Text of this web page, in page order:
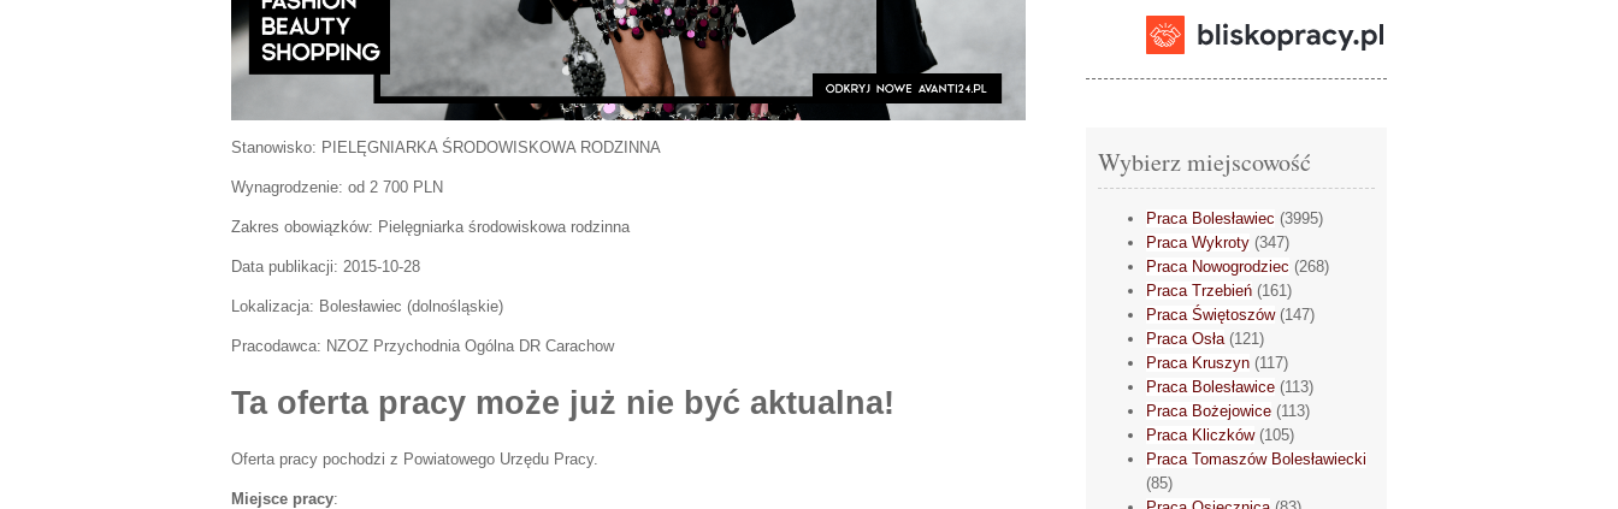
Stanowisko: PIELĘGNIARKA ŚRODOWISKOWA RODZINNA
Wynagrodzenie: od 2 700 PLN
Zakres obowiązków: Pielęgniarka środowiskowa rodzinna
Data publikacji: 2015-10-28
Lokalizacja: Bolesławiec (dolnośląskie)
Pracodawca: NZOZ Przychodnia Ogólna DR Carachow
Ta oferta pracy może już nie być aktualna!
Oferta pracy pochodzi z Powiatowego Urzędu Pracy.
Miejsce pracy:
Wybierz miejscowość
Praca Bolesławiec (3995)
Praca Wykroty (347)
Praca Nowogrodziec (268)
Praca Trzebień (161)
Praca Świętoszów(147)
Praca Osła(121)
Praca Kruszyn (117)
Praca Bolesławice (113)
Praca Bożejowice (113)
Praca Kliczków(105)
Praca Tomaszów Bolesławiecki
(85)